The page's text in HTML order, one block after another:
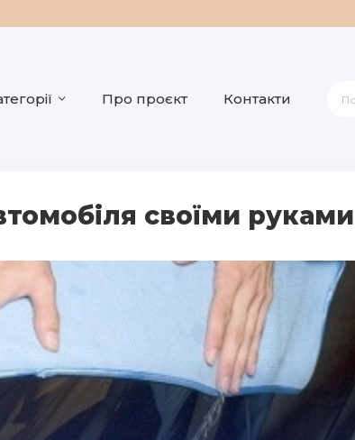
Про проєкт Контакти
своїми руками